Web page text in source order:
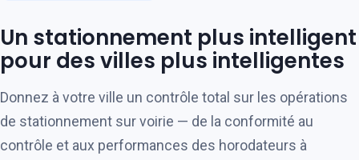
Un stationnement plus intelligent
pour des villes plus intelligentes
Donnez à votre ville un contrôle total sur les opérations
de stationnement sur voirie — de la conformité au
contrôle et aux performances des horodateurs à